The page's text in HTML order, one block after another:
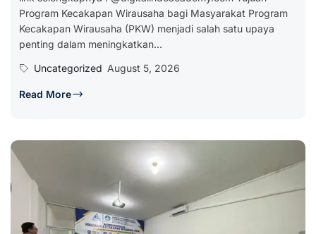
Program Kecakapan Wirausaha bagi Masyarakat Program
Kecakapan Wirausaha (PKW) menjadi salah satu upaya
penting dalam meningkatkan...
Uncategorized August 5, 2026
Read More